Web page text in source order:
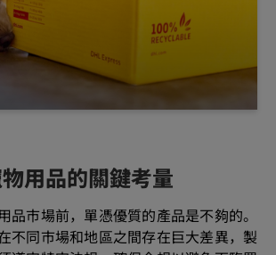
用品的關鍵考量
品市場前，單憑優質的產品是不夠的。
不同市場和地區之間存在巨大差異，製